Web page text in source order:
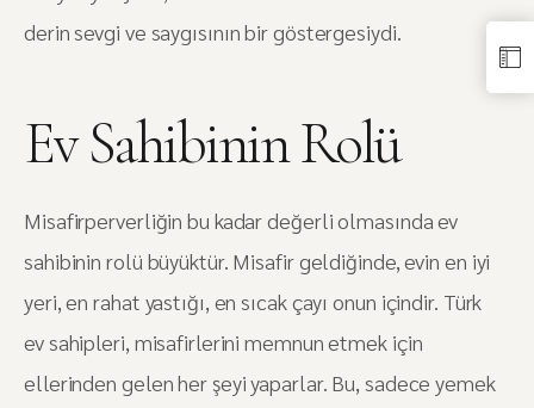
derin sevgi ve saygısının bir göstergesiydi.
Ev Sahibinin Rolü
Misafirperverliğin bu kadar değerli olmasında ev
sahibinin rolü büyüktür. Misafir geldiğinde, evin en iyi
yeri, en rahat yastığı, en sıcak çayı onun içindir. Türk
ev sahipleri, misafirlerini memnun etmek için
ellerinden gelen her şeyi yaparlar. Bu, sadece yemek